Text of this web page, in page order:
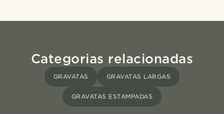
Categorias relacionadas
GRAVATAS GRAVATAS LARGAS
GRAVATAS ESTAMPADAS